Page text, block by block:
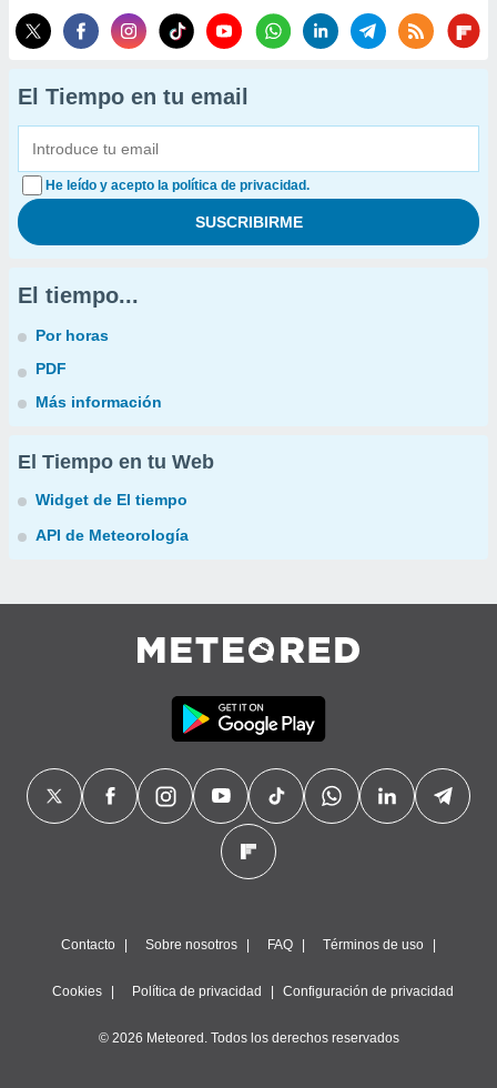
El Tiempo en tu email
He leído y acepto la política de privacidad.
El tiempo...
Por horas
PDF
Más información
El Tiempo en tu Web
Widget de El tiempo
API de Meteorología
Contacto Sobre nosotros FAQ Términos de uso
Cookies Política de privacidad Configuración de privacidad
© 2026 Meteored. Todos los derechos reservados